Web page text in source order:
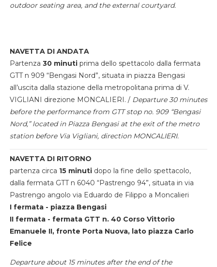
outdoor seating area, and the external courtyard.
NAVETTA DI ANDATA
Partenza 30 minuti prima dello spettacolo dalla fermata
GTT n 909 “Bengasi Nord”, situata in piazza Bengasi
all’uscita dalla stazione della metropolitana prima di V.
VIGLIANI direzione MONCALIERI. / Departure 30 minutes
before the performance from GTT stop no. 909 “Bengasi
Nord,” located in Piazza Bengasi at the exit of the metro
station before Via Vigliani, direction MONCALIERI.
NAVETTA DI RITORNO
partenza circa 15 minuti dopo la fine dello spettacolo,
dalla fermata GTT n 6040 “Pastrengo 94”, situata in via
Pastrengo angolo via Eduardo de Filippo a Moncalieri
I fermata - piazza Bengasi
II fermata - fermata GTT n. 40 Corso Vittorio
Emanuele II, fronte Porta Nuova, lato piazza Carlo
Felice
Departure about 15 minutes after the end of the